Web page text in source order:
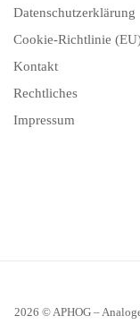
Datenschutzerklärung
Cookie-Richtlinie
Kontakt
Rechtliches
Impressum
2026 © APHOG –